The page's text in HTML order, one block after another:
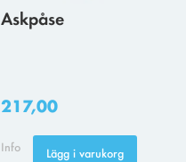
Askpåse
217,00
Info Lägg i varukorg